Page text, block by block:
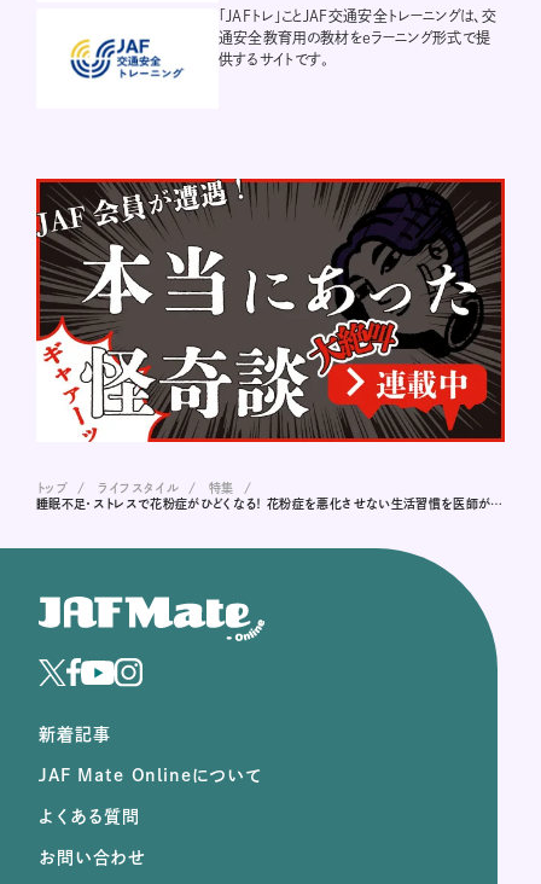
「JAFトレ」ことJAF交通安全トレーニングは、交
通安全教育用の教材をeラーニング形式で提
供するサイトです。
トップ ライフスタイル
特集
睡眠不足・ストレスで花粉症がひどくなる！ 花粉症を悪化させない生活習慣を医師が解説
新着記事
JAF Mate Onlineについて
よくある質問
お問い合わせ